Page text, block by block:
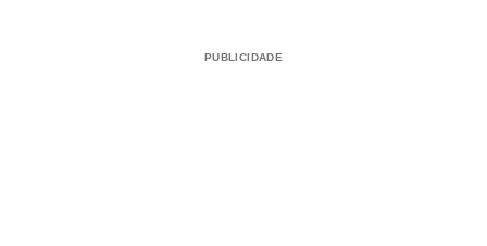
PUBLICIDADE